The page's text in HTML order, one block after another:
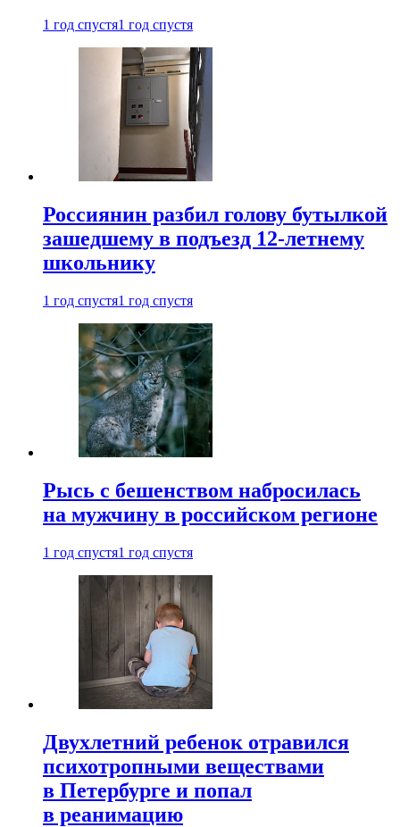
1 год спустя1 год спустя
Россиянин разбил голову бутылкой
зашедшему в подъезд 12-летнему
школьнику
1 год спустя1 год спустя
Рысь с бешенством набросилась
на мужчину в российском регионе
1 год спустя1 год спустя
Двухлетний ребенок отравился
психотропными веществами
в Петербурге и попал
в реанимацию